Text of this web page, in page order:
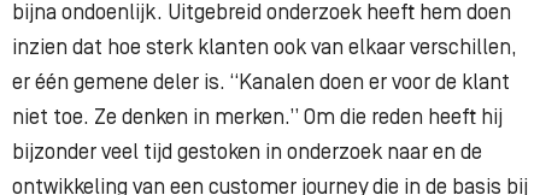
bijna ondoenlijk. Uitgebreid onderzoek heeft hem doen
inzien dat hoe sterk klanten ook van elkaar verschillen,
er één gemene deler is. “Kanalen doen er voor de klant
niet toe. Ze denken in merken.” Om die reden heeft hij
bijzonder veel tijd gestoken in onderzoek naar en de
ontwikkeling van een customer journey die in de basis bij